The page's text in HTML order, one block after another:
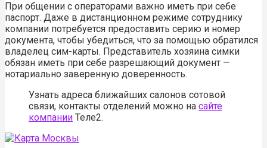
При общении с операторами важно иметь при себе
паспорт. Даже в дистанционном режиме сотруднику
компании потребуется предоставить серию и номер
документа, чтобы убедиться, что за помощью обратился
владелец сим-карты. Представитель хозяина симки
обязан иметь при себе разрешающий документ —
нотариально заверенную доверенность.
Узнать адреса ближайших салонов сотовой
связи, контакты отделений можно на сайте
компании Теле2.